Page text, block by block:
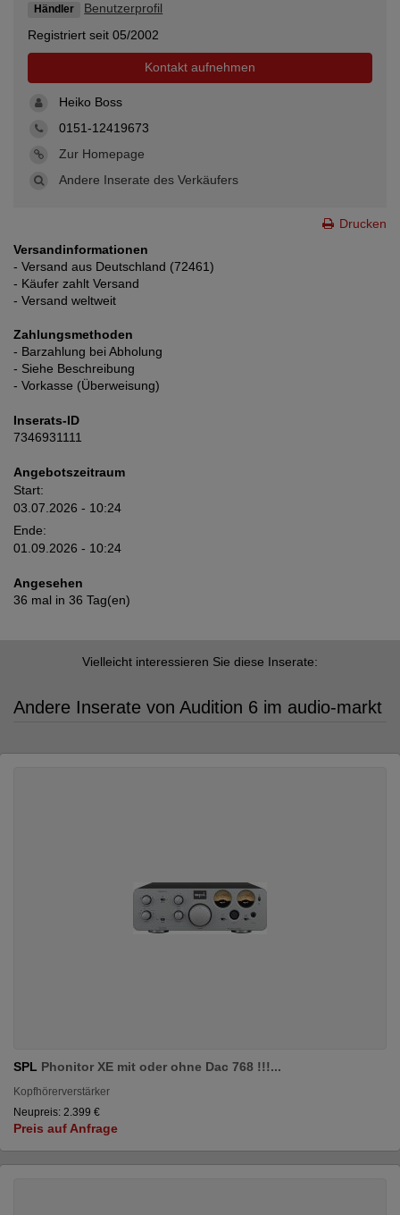
Händler
Benutzerprofil
Registriert seit 05/2002
Kontakt aufnehmen
Heiko Boss
0151-12419673
Zur Homepage
Andere Inserate des Verkäufers
Drucken
Versandinformationen
- Versand aus Deutschland (72461)
- Käufer zahlt Versand
- Versand weltweit
Zahlungsmethoden
- Barzahlung bei Abholung
- Siehe Beschreibung
- Vorkasse (Überweisung)
Inserats-ID
7346931111
Angebotszeitraum
Start:
03.07.2026 - 10:24
Ende:
01.09.2026 - 10:24
Angesehen
36 mal in 36 Tag(en)
Vielleicht interessieren Sie diese Inserate:
Andere Inserate von Audition 6 im audio-markt
SPL Phonitor XE mit oder ohne Dac 768 !!!...
Kopfhörerverstärker
Neupreis: 2.399 €
Preis auf Anfrage